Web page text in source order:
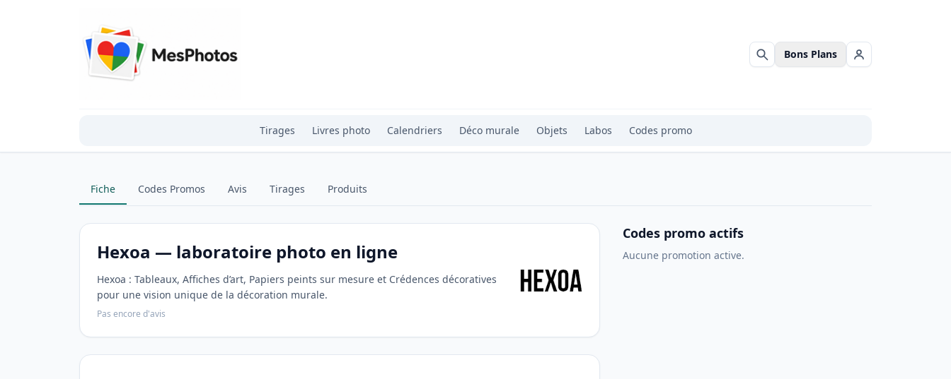
Rechercher
Bons Plans Se connecter
Tirages Livres photo Calendriers Déco murale Objets Labos Codes promo
Fiche Codes Promos Avis Tirages Produits
Hexoa — laboratoire photo en ligne
Hexoa : Tableaux, Affiches d’art, Papiers peints sur mesure et Crédences décoratives
pour une vision unique de la décoration murale.
Pas encore d'avis
Codes promo actifs
Aucune promotion active.